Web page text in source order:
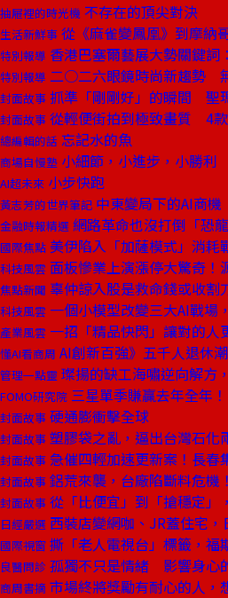
抽屜裡的時光機 不存在的頂尖對決
生活新鮮事 從《麻雀變鳳凰》到摩納
特別報導 香港巴塞爾藝展大勢關鍵詞
特別報導 二○二六眼鏡時尚新趨勢
封面故事 抓準「剛剛好」的瞬間 聖
封面故事 從輕便街拍到極致畫質 4
總編輯的話 忘記水的魚
商場自慢塾 小細節，小進步，小勝利
AI超未來 小步快跑
黃志芳的世界筆記 中東變局下的AI商機
金融時報精選 網路革命也沒打倒「恐
國際焦點 美伊陷入「加薩模式」消
科技風雲 面板慘業上演漲停大驚奇！
焦點新聞 辜仲諒入股是救命錢或收割
科技風雲 一個小模型改變三大AI戰場
產業風雲 一招「精品快閃」讓對的
懂AI看商周 AI創新百強》五千人退休
管理一點靈 璨揚的缺工海嘯逆向解方
FOMO研究院 三星單季賺贏去年全年
封面故事 硬通膨衝擊全球
封面故事 塑膠袋之亂，逼出台灣石化
封面故事 急催四輕加速更新案！長春
封面故事 鋁荒來襲，台廠陷斷料危機
封面故事 從「比便宜」到「搶穩定」
日經嚴選 西裝店變網咖、JR蓋住宅，
國際視窗 撕「老人電視台」標籤，福
良醫問診 孤獨不只是情緒 影響身心
商周書摘 市場終將獎勵有耐心的人，